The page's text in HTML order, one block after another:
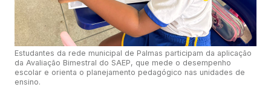
Estudantes da rede municipal de Palmas participam da aplicação
da Avaliação Bimestral do SAEP, que mede o desempenho
escolar e orienta o planejamento pedagógico nas unidades de
ensino.